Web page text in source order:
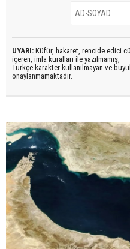
UYARI: Küfür, hakaret, rencide edici
içeren, imla kuralları ile yazılmamış,
Türkçe karakter kullanılmayan ve
onaylanmamaktadır.